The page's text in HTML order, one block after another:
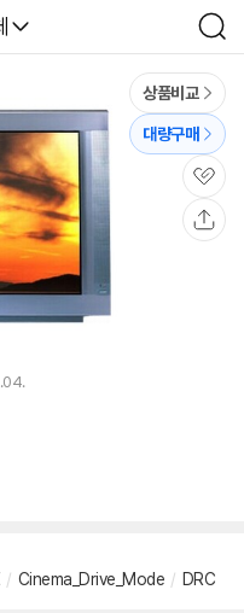
검
색
상품비교
대량구매
관
심
/ Cinema_Drive_Mode / DRC